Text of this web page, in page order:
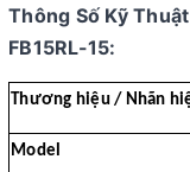
Thông Số Kỹ
FB15RL-15:
Thương hiệu / Nhãn
Model